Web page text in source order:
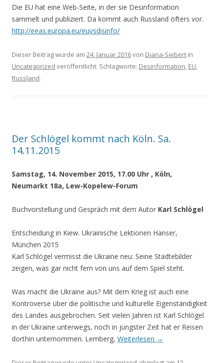
Die EU hat eine Web-Seite, in der sie Desinformation
sammelt und publiziert. Da kommt auch Russland öfters vor.
http://eeas.europa.eu/euvsdisinfo/
Dieser Beitrag wurde am 24. Januar 2016von Diana-Siebert in
Uncategorized veröffentlicht. Schlagworte: Desinformation, EU,
Russland.
Der Schlögel kommt nach Köln. Sa.
14.11.2015
Samstag, 14. November 2015, 17.00 Uhr , Köln,
Neumarkt 18a, Lew-Kopelew-Forum
Buchvorstellung und Gespräch mit dem Autor Karl Schlögel
Entscheidung in Kiew. Ukrainische Lektionen Hanser,
München 2015
Karl Schlögel vermisst die Ukraine neu: Seine Städtebilder
zeigen, was gar nicht fern von uns auf dem Spiel steht.
Was macht die Ukraine aus? Mit dem Krieg ist auch eine
Kontroverse über die politische und kulturelle Eigenständigkeit
des Landes ausgebrochen. Seit vielen Jahren ist Karl Schlögel
in der Ukraine unterwegs, noch in jüngster Zeit hat er Reisen
dorthin unternommen. Lemberg, Weiterlesen →